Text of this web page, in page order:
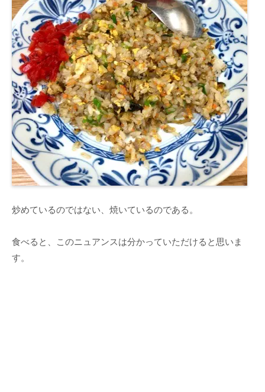
炒めているのではない、焼いているのである。
食べると、このニュアンスは分かっていただけると思いま
す。